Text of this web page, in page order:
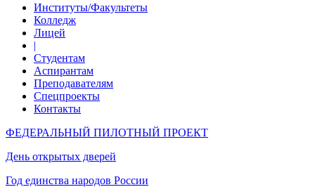
Институты/Факультеты
Колледж
Лицей
|
Студентам
Аспирантам
Преподавателям
Спецпроекты
Контакты
ФЕДЕРАЛЬНЫЙ ПИЛОТНЫЙ ПРОЕКТ
День открытых дверей
Год единства народов России